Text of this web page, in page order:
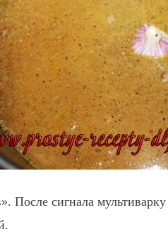
После сигнала